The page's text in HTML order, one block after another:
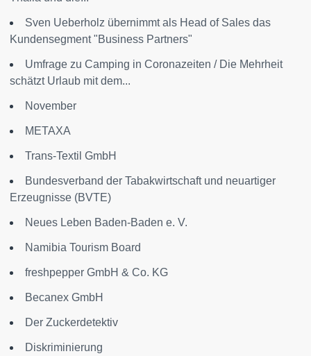
Sven Ueberholz übernimmt als Head of Sales das
Kundensegment "Business Partners"
Umfrage zu Camping in Coronazeiten / Die Mehrheit
schätzt Urlaub mit dem...
November
METAXA
Trans-Textil GmbH
Bundesverband der Tabakwirtschaft und neuartiger
Erzeugnisse (BVTE)
Neues Leben Baden-Baden e. V.
Namibia Tourism Board
freshpepper GmbH & Co. KG
Becanex GmbH
Der Zuckerdetektiv
Diskriminierung